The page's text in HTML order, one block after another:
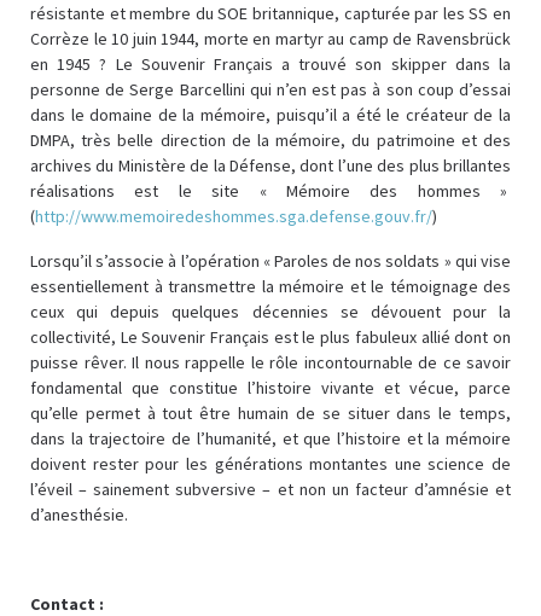
résistante et membre du SOE britannique, capturée par les SS en
Corrèze le 10 juin 1944, morte en martyr au camp de Ravensbrück
en 1945 ? Le Souvenir Français a trouvé son skipper dans la
personne de Serge Barcellini qui n’en est pas à son coup d’essai
dans le domaine de la mémoire, puisqu’il a été le créateur de la
DMPA, très belle direction de la mémoire, du patrimoine et des
archives du Ministère de la Défense, dont l’une des plus brillantes
réalisations est le site « Mémoire des hommes »
(http://www.memoiredeshommes.sga.defense.gouv.fr/)
Lorsqu’il s’associe à l’opération « Paroles de nos soldats » qui vise
essentiellement à transmettre la mémoire et le témoignage des
ceux qui depuis quelques décennies se dévouent pour la
collectivité, Le Souvenir Français est le plus fabuleux allié dont on
puisse rêver. Il nous rappelle le rôle incontournable de ce savoir
fondamental que constitue l’histoire vivante et vécue, parce
qu’elle permet à tout être humain de se situer dans le temps,
dans la trajectoire de l’humanité, et que l’histoire et la mémoire
doivent rester pour les générations montantes une science de
l’éveil – sainement subversive – et non un facteur d’amnésie et
d’anesthésie.
Contact :